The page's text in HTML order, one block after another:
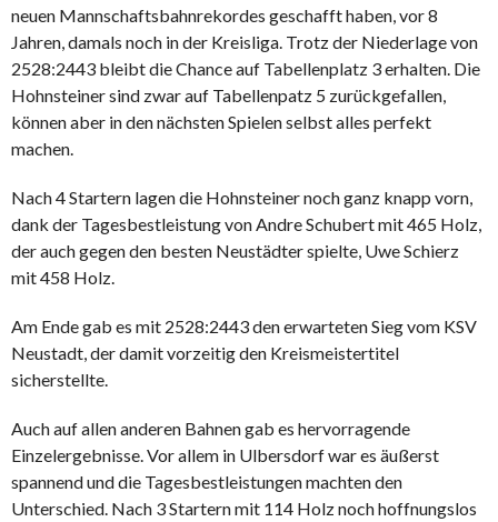
neuen Mannschaftsbahnrekordes geschafft haben, vor 8
Jahren, damals noch in der Kreisliga. Trotz der Niederlage von
2528:2443 bleibt die Chance auf Tabellenplatz 3 erhalten. Die
Hohnsteiner sind zwar auf Tabellenpatz 5 zurückgefallen,
können aber in den nächsten Spielen selbst alles perfekt
machen.
Nach 4 Startern lagen die Hohnsteiner noch ganz knapp vorn,
dank der Tagesbestleistung von Andre Schubert mit 465 Holz,
der auch gegen den besten Neustädter spielte, Uwe Schierz
mit 458 Holz.
Am Ende gab es mit 2528:2443 den erwarteten Sieg vom KSV
Neustadt, der damit vorzeitig den Kreismeistertitel
sicherstellte.
Auch auf allen anderen Bahnen gab es hervorragende
Einzelergebnisse. Vor allem in Ulbersdorf war es äußerst
spannend und die Tagesbestleistungen machten den
Unterschied. Nach 3 Startern mit 114 Holz noch hoffnungslos